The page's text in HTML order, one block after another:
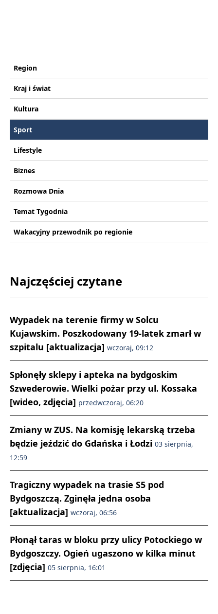
Region
Kraj i świat
Kultura
Sport
Lifestyle
Biznes
Rozmowa Dnia
Temat Tygodnia
Wakacyjny przewodnik po regionie
Najczęściej czytane
Wypadek na terenie firmy w Solcu
Kujawskim. Poszkodowany 19-latek zmarł w
szpitalu [aktualizacja] wczoraj, 09:12
Spłonęły sklepy i apteka na bydgoskim
Szwederowie. Wielki pożar przy ul. Kossaka
[wideo, zdjęcia] przedwczoraj, 06:20
Zmiany w ZUS. Na komisję lekarską trzeba
będzie jeździć do Gdańska i Łodzi 03 sierpnia,
12:59
Tragiczny wypadek na trasie S5 pod
Bydgoszczą. Zginęła jedna osoba
[aktualizacja] wczoraj, 06:56
Płonął taras w bloku przy ulicy Potockiego w
Bydgoszczy. Ogień ugaszono w kilka minut
[zdjęcia] 05 sierpnia, 16:01